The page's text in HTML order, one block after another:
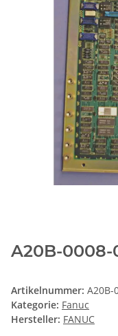
A20B-0008-
Artikelnummer: A20B-
Kategorie: Fanuc
Hersteller: FANUC